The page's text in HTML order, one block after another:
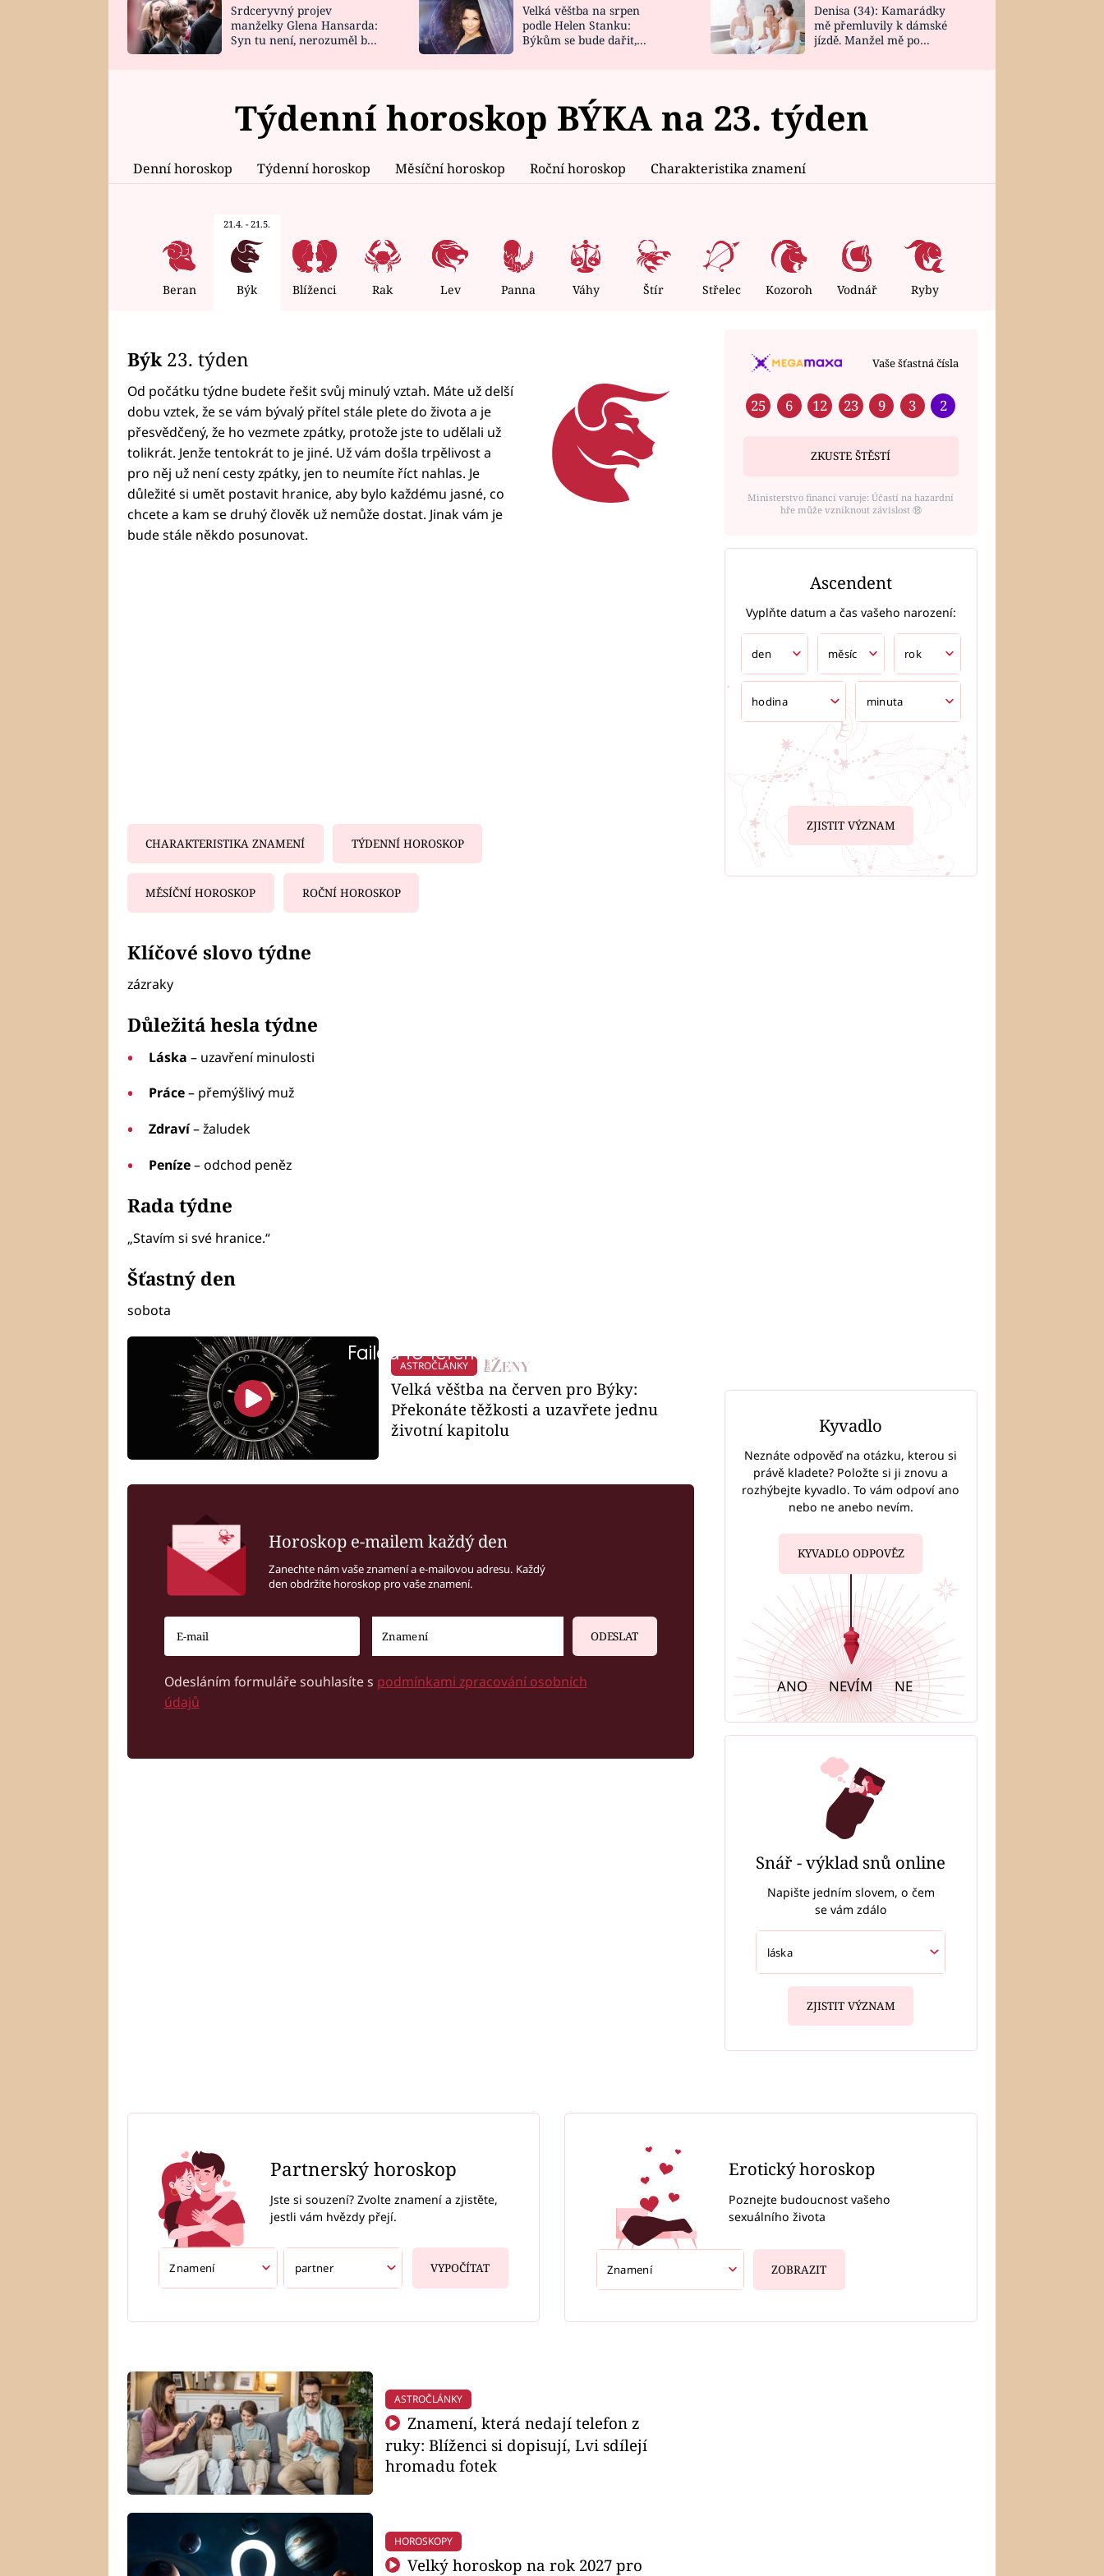
HOROSKOP NA
CELEBRITY
VAŘENÍ
NOVINKY
VIDEORECEPTY
DESIGN
Srdceryvný projev
manželky Glena Hansarda:
Syn tu není, nerozuměl by
Velká věštba na srpen
podle Helen Stanku:
Býkům se bude dařit,
Denisa (34): Kamarádky
mě přemluvily k dámské
jízdě. Manžel mě po
Týdenní horoskop BÝKA na 23. týden
Denní horoskop Týdenní horoskop Měsíční horoskop Roční horoskop Charakteristika znamení
Beran
21.4. - 21.5.
Býk Blíženci Rak Lev Panna Váhy Štír Střelec Kozoroh Vodnář Ryby
Býk23. týden
Od počátku týdne budete řešit svůj minulý vztah. Máte už delší
dobu vztek, že se vám bývalý přítel stále plete do života a je
přesvědčený, že ho vezmete zpátky, protože jste to udělali už
tolikrát. Jenže tentokrát to je jiné. Už vám došla trpělivost a
pro něj už není cesty zpátky, jen to neumíte říct nahlas. Je
důležité si umět postavit hranice, aby bylo každému jasné, co
chcete a kam se druhý člověk už nemůže dostat. Jinak vám je
bude stále někdo posunovat.
CHARAKTERISTIKA ZNAMENÍ TÝDENNÍ HOROSKOP
MĚSÍČNÍ HOROSKOP ROČNÍ HOROSKOP
Klíčové slovo týdne
zázraky
Důležitá hesla týdne
Láska – uzavření minulosti
Práce– přemýšlivý muž
Zdraví– žaludek
Peníze– odchod peněz
Rada týdne
„Stavím si své hranice.“
Šťastný den
sobota
Failed to fetch
ASTROČLÁNKY
Velká věštba na červen pro Býky:
Překonáte těžkosti a uzavřete jednu
životní kapitolu
Horoskop e-mailem každý den
Zanechte nám vaše znamení a e-mailovou adresu. Každý
den obdržíte horoskop pro vaše znamení.
ODESLAT
Odesláním formuláře souhlasíte s podmínkami zpracování osobních
údajů
Vaše šťastná čísla
25 6 12 23 9 3 2
ZKUSTE ŠTĚSTÍ
Ministerstvo financí varuje: Účastí na hazardní
hře může vzniknout závislost ⑱
Ascendent
Vyplňte datum a čas vašeho narození:
ZJISTIT VÝZNAM
Kyvadlo
Neznáte odpověď na otázku, kterou si
právě kladete? Položte si ji znovu a
rozhýbejte kyvadlo. To vám odpoví ano
nebo ne anebo nevím.
KYVADLO ODPOVĚZ
ANO NEVÍM NE
Snář - výklad snů online
Napište jedním slovem, o čem
se vám zdálo
ZJISTIT VÝZNAM
Partnerský horoskop
Jste si souzení? Zvolte znamení a zjistěte,
jestli vám hvězdy přejí.
VYPOČÍTAT
Erotický horoskop
Poznejte budoucnost vašeho
sexuálního života
ZOBRAZIT
ASTROČLÁNKY
Znamení, která nedají telefon z
ruky: Blíženci si dopisují, Lvi sdílejí
hromadu fotek
HOROSKOPY
Velký horoskop na rok 2027 pro